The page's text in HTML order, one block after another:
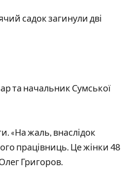
садок загинули дві
та начальник Сумської
«На жаль, внаслідок
працівниць. Це жінки 48
Григоров.